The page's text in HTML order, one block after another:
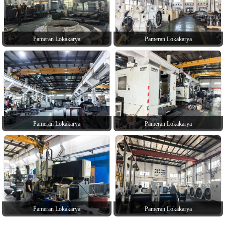
Pameran Lokakarya Pameran Lokakarya
Pameran Lokakarya Pameran Lokakarya
Pameran Lokakarya Pameran Lokakarya